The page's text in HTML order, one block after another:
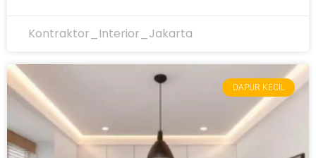
Kontraktor_Interior_Jakarta
DAPUR KECIL